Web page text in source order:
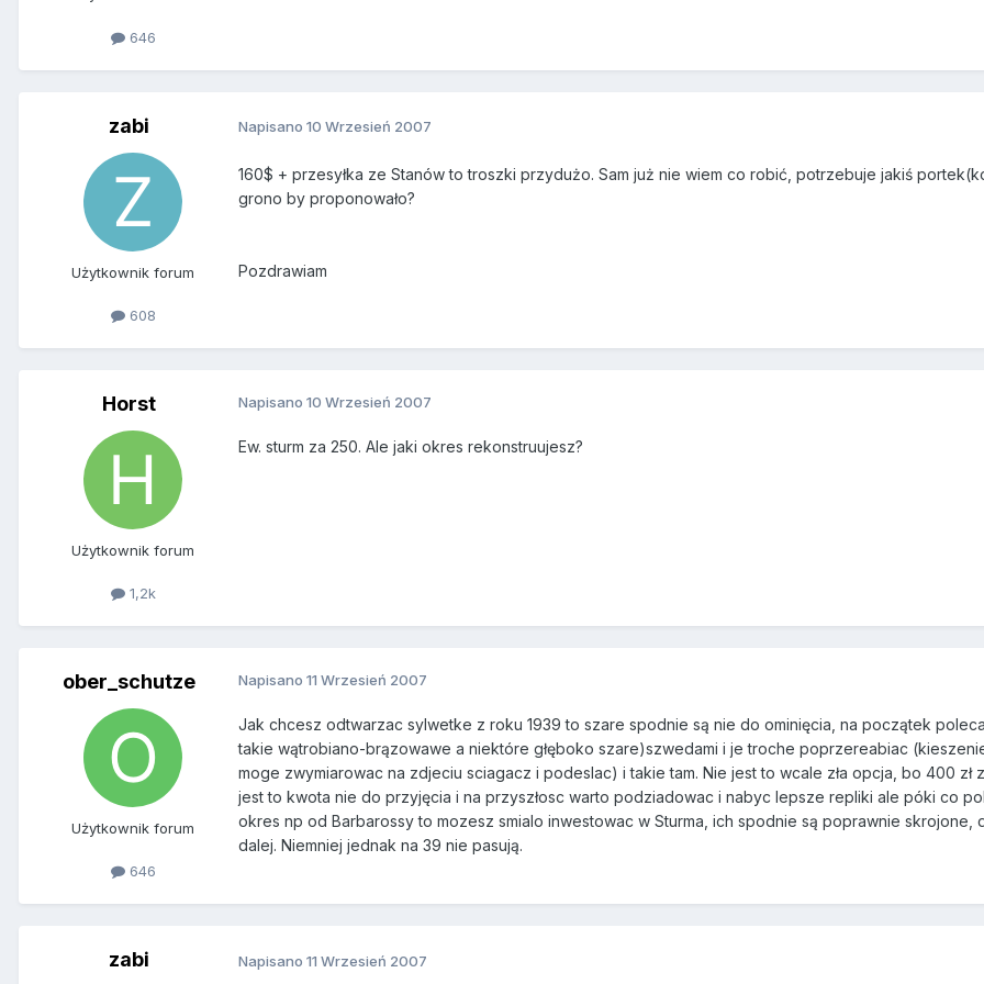
646
zabi
Użytkownik forum
608
Napisano 10 Wrzesień 2007
160$ + przesyłka ze Stanów to troszki przydużo. Sam już nie wiem co robić, potrzebuje jakiś
grono by proponowało?
Pozdrawiam
Horst
Użytkownik forum
1,2k
Napisano 10 Wrzesień 2007
Ew. sturm za 250. Ale jaki okres rekonstruujesz?
ober_schutze
Użytkownik forum
646
Napisano 11 Wrzesień 2007
Jak chcesz odtwarzac sylwetke z roku 1939 to szare spodnie są nie do ominięcia, na początek
takie wątrobiano-brązowawe a niektóre głęboko szare)szwedami i je troche poprzereabiac
moge zwymiarowac na zdjeciu sciagacz i podeslac) i takie tam. Nie jest to wcale zła opcja, bo 400
jest to kwota nie do przyjęcia i na przyszłosc warto podziadowac i nabyc lepsze repliki ale póki co
okres np od Barbarossy to mozesz smialo inwestowac w Sturma, ich spodnie są poprawnie
dalej. Niemniej jednak na 39 nie pasują.
zabi Napisano 11 Wrzesień 2007